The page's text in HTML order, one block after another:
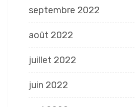
septembre 2022
août 2022
juillet 2022
juin 2022